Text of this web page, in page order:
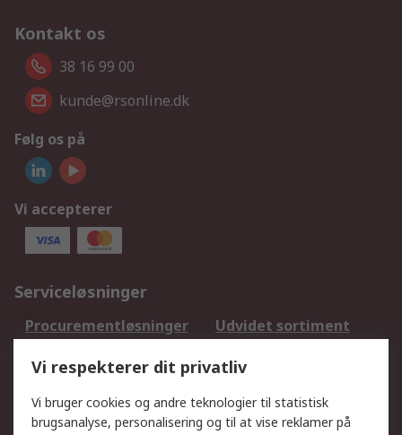
Kontakt os
38 16 99 00
kunde@rsonline.dk
Følg os på
Vi accepterer
Serviceløsninger
Procurementløsninger
Udvidet sortiment
DesignSpark
Teknisk Support
Dit lokale salgsteam
Eksportløsninger
Vi respekterer dit privatliv
Vi bruger cookies og andre teknologier til statistisk
brugsanalyse, personalisering og til at vise reklamer på